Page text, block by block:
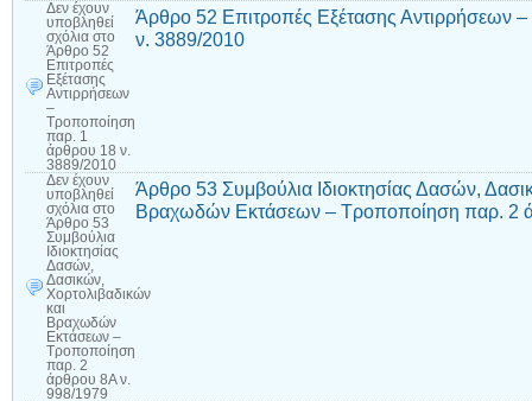
Δεν έχουν
υποβληθεί
σχόλια στο
Άρθρο 52
Επιτροπές
Εξέτασης
Αντιρρήσεων
–
Τροποποίηση
παρ. 1
άρθρου 18 ν.
3889/2010
Άρθρο 52 Επιτροπές Εξέτασης Αντιρρήσεων
ν. 3889/2010
Δεν έχουν
υποβληθεί
σχόλια στο
Άρθρο 53
Συμβούλια
Ιδιοκτησίας
Δασών,
Δασικών,
Χορτολιβαδικών
και
Βραχωδών
Εκτάσεων –
Τροποποίηση
παρ. 2
άρθρου 8Α ν.
998/1979
Άρθρο 53 Συμβούλια Ιδιοκτησίας Δασών,
Βραχωδών Εκτάσεων – Τροποποίηση παρ. 2